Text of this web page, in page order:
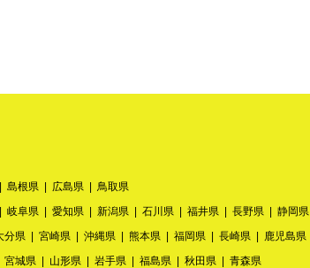
島根県 広島県
鳥取県
岐阜県 愛知県 新潟県 石川県 福井県 長野県
静岡県
分県 宮崎県 沖縄県 熊本県 福岡県 長崎県
鹿児島県
宮城県 山形県 岩手県 福島県 秋田県
青森県